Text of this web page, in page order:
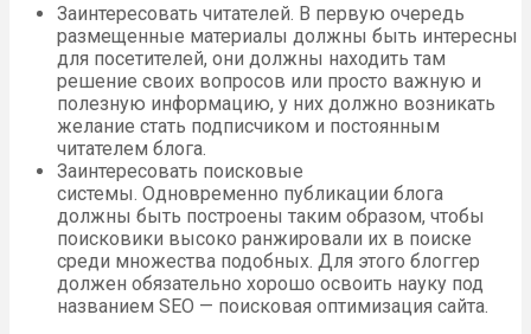
Заинтересовать читателей. В первую очередь
размещенные материалы должны быть интересны
для посетителей, они должны находить там
решение своих вопросов или просто важную и
полезную информацию, у них должно возникать
желание стать подписчиком и постоянным
читателем блога.
Заинтересовать поисковые
системы. Одновременно публикации блога
должны быть построены таким образом, чтобы
поисковики высоко ранжировали их в поиске
среди множества подобных. Для этого блоггер
должен обязательно хорошо освоить науку под
названием SEO — поисковая оптимизация сайта.